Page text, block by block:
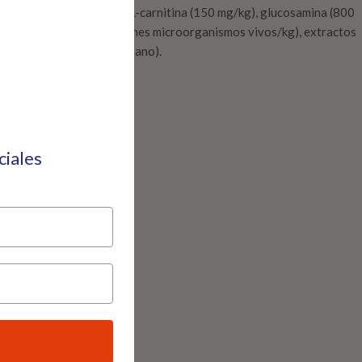
semillas de psyllium, L-carnitina (150 mg/kg), glucosamina (800
probióticos (20 millones microorganismos vivos/kg), extractos
alcachofa, cardo mariano).